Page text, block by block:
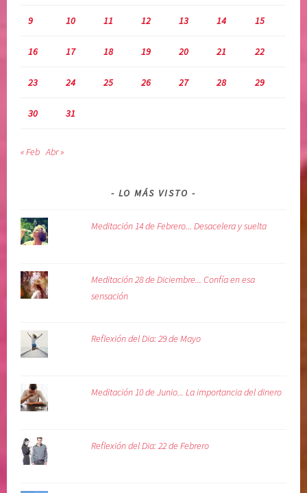
9 10 11 12 13 14 15
16 17 18 19 20 21 22
23 24 25 26 27 28 29
30 31
« Feb Abr »
LO MÁS VISTO
Meditación 14 de Febrero... Desacelera y suelta
Meditación 28 de Diciembre... Confía en esa
sensación
Reflexión del Dia: 29 de Mayo
Meditación 10 de Junio... La importancia del dinero
Reflexión del Dia: 22 de Febrero